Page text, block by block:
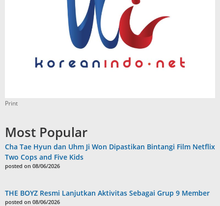
Print
Most Popular
Cha Tae Hyun dan Uhm Ji Won Dipastikan Bintangi Film Netflix
Two Cops and Five Kids
posted on 08/06/2026
THE BOYZ Resmi Lanjutkan Aktivitas Sebagai Grup 9 Member
posted on 08/06/2026